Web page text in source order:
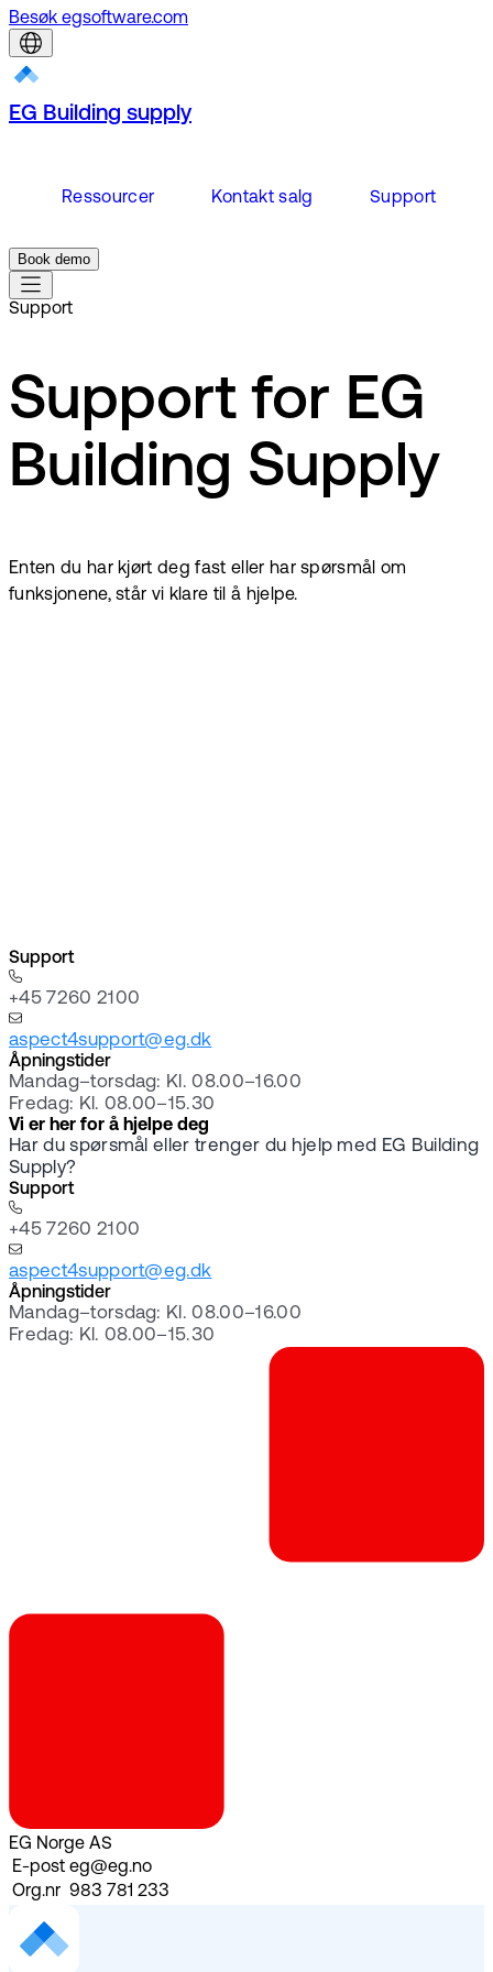
Besøk egsoftware.com
EG Building supply
Ressourcer Kontakt salg Support
Book demo
Support
Support for EG
Building Supply
Enten du har kjørt deg fast eller har spørsmål om
funksjonene, står vi klare til å hjelpe.
Support
+45 7260 2100
aspect4support@eg.dk
Åpningstider
Mandag–torsdag: Kl. 08.00–16.00
Fredag: Kl. 08.00–15.30
Vi er her for å hjelpe deg
Har du spørsmål eller trenger du hjelp med EG Building
Supply?
Support
+45 7260 2100
aspect4support@eg.dk
Åpningstider
Mandag–torsdag: Kl. 08.00–16.00
Fredag: Kl. 08.00–15.30
EG Norge AS
E-post eg@eg.no
Org.nr 983 781 233